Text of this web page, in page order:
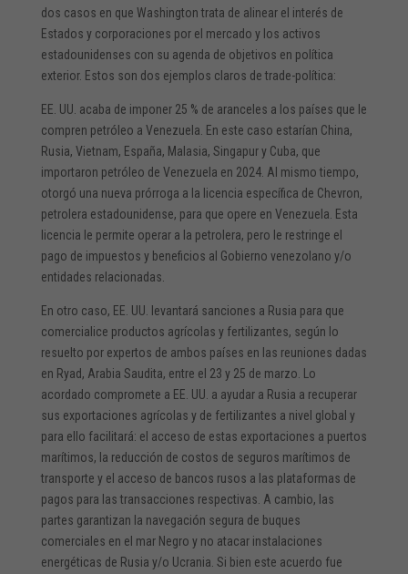
dos casos en que Washington trata de alinear el interés de
Estados y corporaciones por el mercado y los activos
estadounidenses con su agenda de objetivos en política
exterior. Estos son dos ejemplos claros de trade-política:
EE. UU. acaba de imponer 25 % de aranceles a los países que le
compren petróleo a Venezuela. En este caso estarían China,
Rusia, Vietnam, España, Malasia, Singapur y Cuba, que
importaron petróleo de Venezuela en 2024. Al mismo tiempo,
otorgó una nueva prórroga a la licencia específica de Chevron,
petrolera estadounidense, para que opere en Venezuela. Esta
licencia le permite operar a la petrolera, pero le restringe el
pago de impuestos y beneficios al Gobierno venezolano y/o
entidades relacionadas.
En otro caso, EE. UU. levantará sanciones a Rusia para que
comercialice productos agrícolas y fertilizantes, según lo
resuelto por expertos de ambos países en las reuniones dadas
en Ryad, Arabia Saudita, entre el 23 y 25 de marzo. Lo
acordado compromete a EE. UU. a ayudar a Rusia a recuperar
sus exportaciones agrícolas y de fertilizantes a nivel global y
para ello facilitará: el acceso de estas exportaciones a puertos
marítimos, la reducción de costos de seguros marítimos de
transporte y el acceso de bancos rusos a las plataformas de
pagos para las transacciones respectivas. A cambio, las
partes garantizan la navegación segura de buques
comerciales en el mar Negro y no atacar instalaciones
energéticas de Rusia y/o Ucrania. Si bien este acuerdo fue